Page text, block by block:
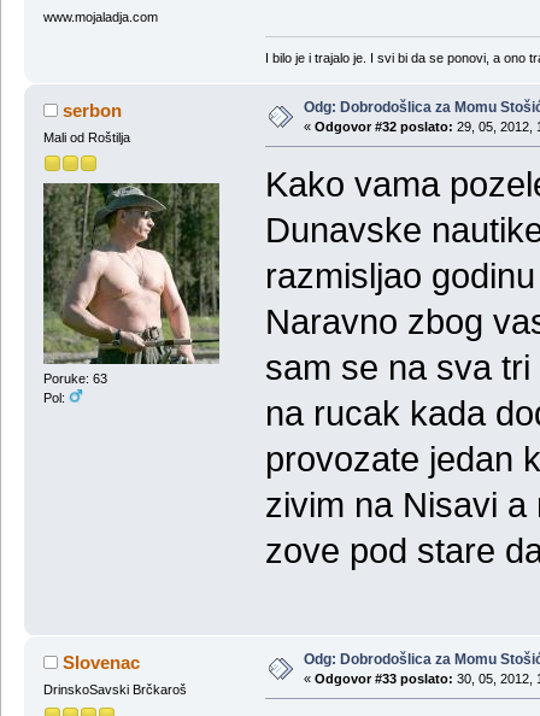
www.mojaladja.com
I bilo je i trajalo je. I svi bi da se ponovi, a ono
serbon
Mali od Roštilja
Poruke: 63
Pol:
Odg: Dobrodošlica za Momu
« Odgovor #32 poslato: 29, 05, 2012,
Kako vama
Dunavske
razmisljao
Naravno zbog
sam se na sva
na rucak kada
provozate jedan
zivim na Nisavi
zove pod stare
Slovenac
DrinskoSavski Brčkaroš
Odg: Dobrodošlica za Momu
« Odgovor #33 poslato: 30, 05, 2012,